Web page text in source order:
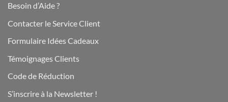
Besoin d’Aide ?
Contacter le Service Client
Formulaire Idées Cadeaux
Témoignages Clients
Code de Réduction
S’inscrire à la Newsletter !